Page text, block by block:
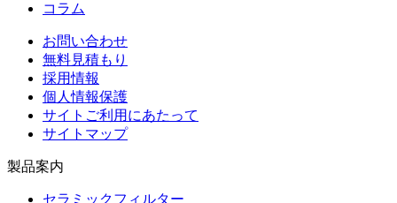
コラム
お問い合わせ
無料見積もり
採用情報
個人情報保護
サイトご利用にあたって
サイトマップ
製品案内
セラミックフィルター